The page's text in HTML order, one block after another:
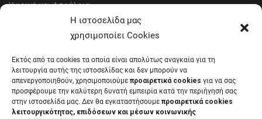
Η ιστοσελίδα μας
χρησιμοποίει Cookies
Εκτός από τα cookies τα οποία είναι απολύτως αναγκαία για τη
λειτουργία αυτής της ιστοσελίδας και δεν μπορούν να
απενεργοποιηθούν, χρησιμοποιούμε προαιρετικά cookies για να σας
προσφέρουμε την καλύτερη δυνατή εμπειρία κατά την περιήγησή σας
στην ιστοσελίδα μας. Δεν θα εγκαταστήσουμε προαιρετικά cookies
λειτουργικότητας, επιδόσεων και μέσων κοινωνικής
Υγιεινή και Ασφάλεια
Έντυπα Οικονομικής Υπηρεσίας
Έντυπα Διοικητικών Υπηρεσιών
Μητρώα αξιολογητών
Δημόσια Διαβούλευση
Συνεδριάσεις Συγκλήτου
Συνεδριάσεις Συμβουλίου Διοίκησης